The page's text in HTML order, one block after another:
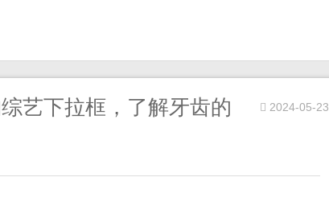
艺下拉框，了解牙齿的
2024-05-23